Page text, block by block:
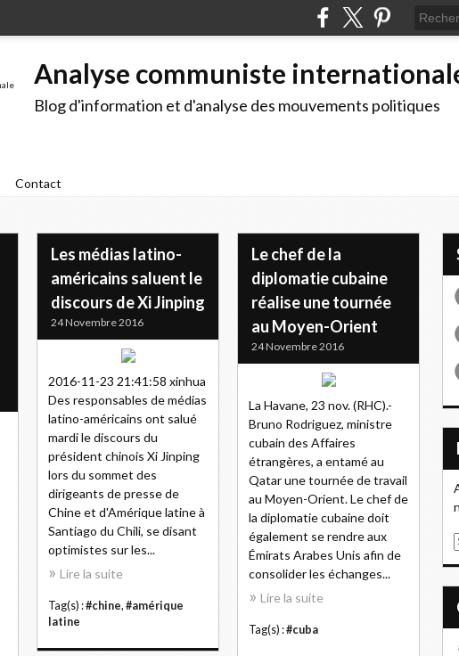
Analyse communiste
Blog d'information et d'analyse des mouvements politiques
Contact
Les médias latino-
américains saluent le
discours de Xi Jinping
24 Novembre 2016
2016-11-23 21:41:58 xinhua
Des responsables de médias
latino-américains ont salué
mardi le discours du
président chinois Xi Jinping
lors du sommet des
dirigeants de presse de
Chine et d'Amérique latine à
Santiago du Chili, se disant
optimistes sur les...
Lire la suite
Tag(s) :#chine, #amérique
latine
Le chef de la
diplomatie cubaine
réalise une tournée
au Moyen-Orient
24 Novembre 2016
La Havane, 23 nov. (RHC).-
Bruno Rodriguez, ministre
cubain des Affaires
étrangères, a entamé au
Qatar une tournée de travail
au Moyen-Orient. Le chef de
la diplomatie cubaine doit
également se rendre aux
Émirats Arabes Unis afin de
consolider les échanges...
Lire la suite
Tag(s) :#cuba
E